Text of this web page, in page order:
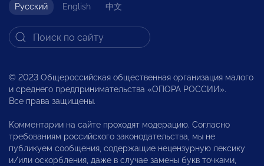
Русский English 中文
© 2023 Общероссийская общественная организация малого
и среднего предпринимательства «ОПОРА РОССИИ».
Все права защищены.
Комментарии на сайте проходят модерацию. Согласно
требованиям российского законодательства, мы не
публикуем сообщения, содержащие нецензурную лексику
и/или оскорбления, даже в случае замены букв точками,